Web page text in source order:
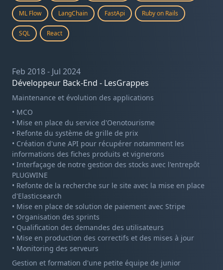
ML Flow LangChain FastApi Ruby on Rails
SQL React
Feb 2018 - Jul 2024
Développeur Back-End - LesGrappes
Maintenance et évolution des applications
• MCO
• Mise en place du service d'Oenotourisme
• Refonte du système de grille de prix
• Création d'une API pour récupérer notamment les
informations des fiches produits et vignerons
• Interfaçage de notre gestion des stocks avec l'entrepôt
PLUGWINE
• Refonte de la recherche sur le site avec la mise en place
d'Elasticsearch
• Mise en place de solution de paiement avec Stripe
• Organisation des sprints
• Qualification des demandes des utilisateurs
• Mise en production des correctifs et des mises à jour
• Monitoring des serveurs
Gestion et formation d'une petite équipe de junior